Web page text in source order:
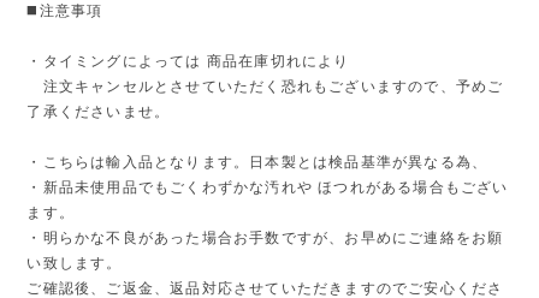
◼️注意事項
・タイミングによっては 商品在庫切れにより
注文キャンセルとさせていただく恐れもございますので、予めご
了承くださいませ。
・こちらは輸入品となります。日本製とは検品基準が異なる為、
・新品未使用品でもごくわずかな汚れや ほつれがある場合もござい
ます。
・明らかな不良があった場合お手数ですが、お早めにご連絡をお願
い致します。
ご確認後、ご返金、返品対応させていただきますのでご安心くださ